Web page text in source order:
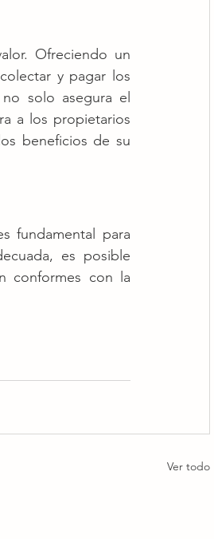
Ofreciendo un
y pagar los
solo asegura el
a los propietarios
beneficios de su
fundamental para
es posible
conformes con la
Ver todo